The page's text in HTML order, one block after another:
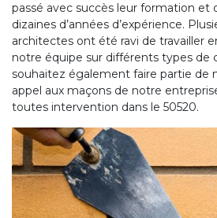
passé avec succès leur formation et
dizaines d’années d’expérience.
architectes ont été ravi de travailler
notre équipe sur différents types de
souhaitez également faire partie de
appel aux maçons de notre
toutes intervention dans le 50520.